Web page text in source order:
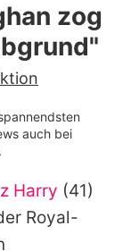
zog
auch bei
Harry (41)
Royal-